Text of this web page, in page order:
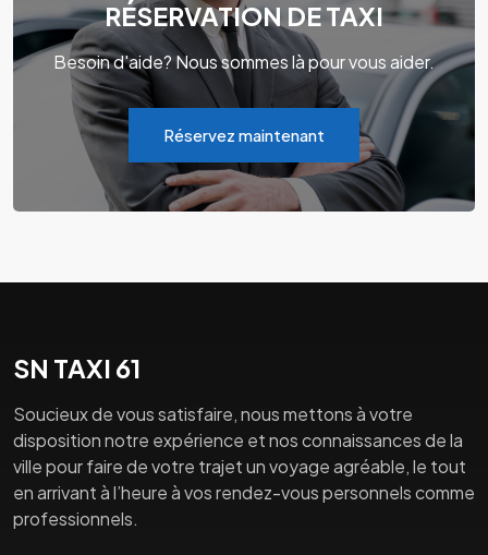
RÉSERVATION DE TAXI
Besoin d'aide? Nous sommes là pour vous aider.
Réservez maintenant
SN TAXI 61
Soucieux de vous satisfaire, nous mettons à votre
disposition notre expérience et nos connaissances de la
ville pour faire de votre trajet un voyage agréable, le tout
en arrivant à l’heure à vos rendez-vous personnels comme
professionnels.